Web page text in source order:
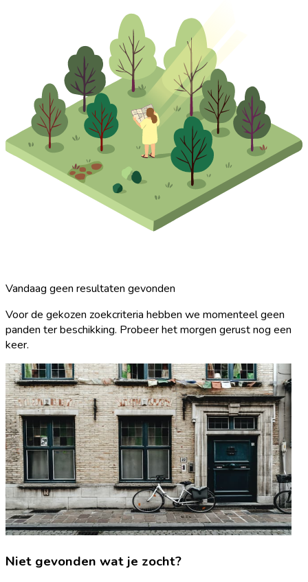
Vandaag geen resultaten gevonden
Voor de gekozen zoekcriteria hebben we momenteel geen
panden ter beschikking. Probeer het morgen gerust nog een
keer.
Niet gevonden wat je zocht?